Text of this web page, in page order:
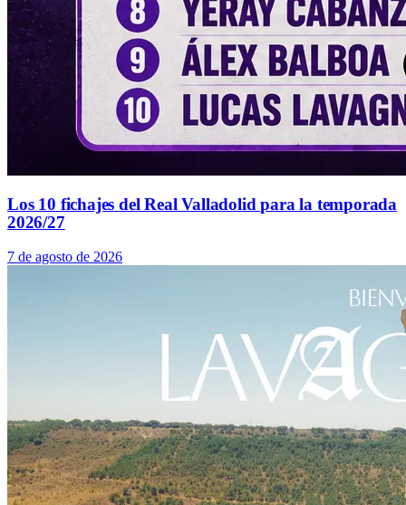
Los 10 fichajes del Real Valladolid para la temporada
2026/27
7 de agosto de 2026